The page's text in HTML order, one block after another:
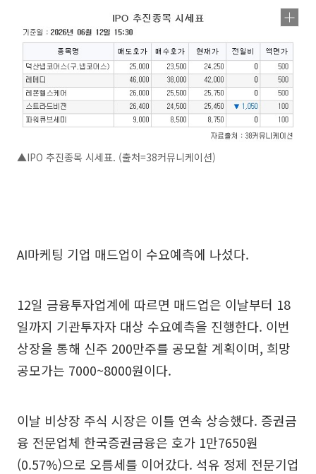
▲IPO 추진종목 시세표. (출처=38커뮤니케이션)
AI마케팅 기업 매드업이 수요예측에 나섰다.
12일 금융투자업계에 따르면 매드업은 이날부터 18
일까지 기관투자자 대상 수요예측을 진행한다. 이번
상장을 통해 신주 200만주를 공모할 계획이며, 희망
공모가는 7000~8000원이다.
이날 비상장 주식 시장은 이틀 연속 상승했다. 증권금
융 전문업체 한국증권금융은 호가 1만7650원
(0.57%)으로 오름세를 이어갔다. 석유 정제 전문기업